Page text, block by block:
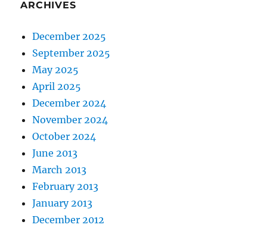
ARCHIVES
December 2025
September 2025
May 2025
April 2025
December 2024
November 2024
October 2024
June 2013
March 2013
February 2013
January 2013
December 2012